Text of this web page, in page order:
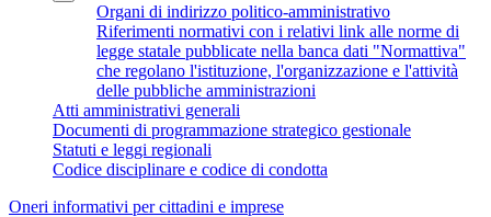
Organi di indirizzo politico-amministrativo
Riferimenti normativi con i relativi link alle norme di
legge statale pubblicate nella banca dati "Normattiva"
che regolano l'istituzione, l'organizzazione e l'attività
delle pubbliche amministrazioni
Atti amministrativi generali
Documenti di programmazione strategico gestionale
Statuti e leggi regionali
Codice disciplinare e codice di condotta
Oneri informativi per cittadini e imprese